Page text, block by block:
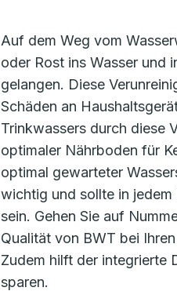
Auf dem Weg vom
oder Rost ins Wasser und
gelangen. Diese
Schäden an
Trinkwassers durch diese
optimaler Nährboden für
optimal gewarteter
wichtig und sollte in
sein. Gehen Sie auf
Qualität von BWT bei
Zudem hilft der integrierte
sparen.